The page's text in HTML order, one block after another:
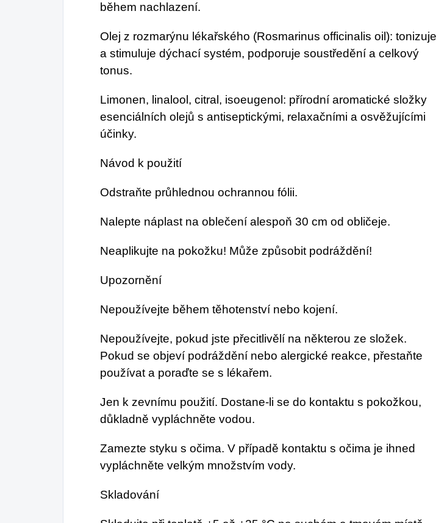
během nachlazení.
Olej z rozmarýnu lékařského (Rosmarinus officinalis oil): tonizuje
a stimuluje dýchací systém, podporuje soustředění a celkový
tonus.
Limonen, linalool, citral, isoeugenol: přírodní aromatické složky
esenciálních olejů s antiseptickými, relaxačními a osvěžujícími
účinky.
Návod k použití
Odstraňte průhlednou ochrannou fólii.
Nalepte náplast na oblečení alespoň 30 cm od obličeje.
Neaplikujte na pokožku! Může způsobit podráždění!
Upozornění
Nepoužívejte během těhotenství nebo kojení.
Nepoužívejte, pokud jste přecitlivělí na některou ze složek.
Pokud se objeví podráždění nebo alergické reakce, přestaňte
používat a poraďte se s lékařem.
Jen k zevnímu použití. Dostane-li se do kontaktu s pokožkou,
důkladně vypláchněte vodou.
Zamezte styku s očima. V případě kontaktu s očima je ihned
vypláchněte velkým množstvím vody.
Skladování